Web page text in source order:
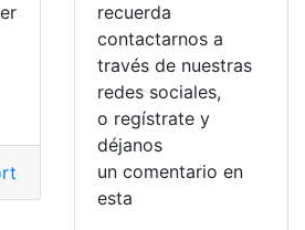
biométrico ,pasaporte Covid
recuerda
contactarnos a
través de nuestras
redes sociales,
o regístrate y
déjanos
un comentario en
esta